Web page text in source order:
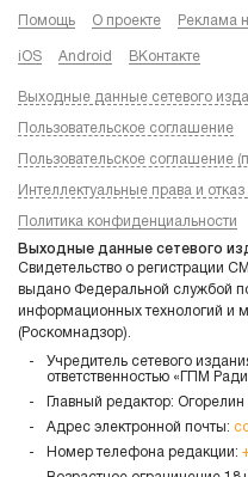
Помощь О проекте Реклама
iOS Android ВКонтакте
Выходные данные сетевого
Пользовательское соглашение
Пользовательское соглашение
Интеллектуальные права и отказ
Политика конфиденциальности
Выходные данные сетевого
Свидетельство о регистрации
выдано Федеральной службой
информационных технологий и
(Роскомнадзор).
Учредитель сетевого
ответственностью «ГПМ
Главный редактор:
Адрес электронной почты:
Номер телефона редакции: